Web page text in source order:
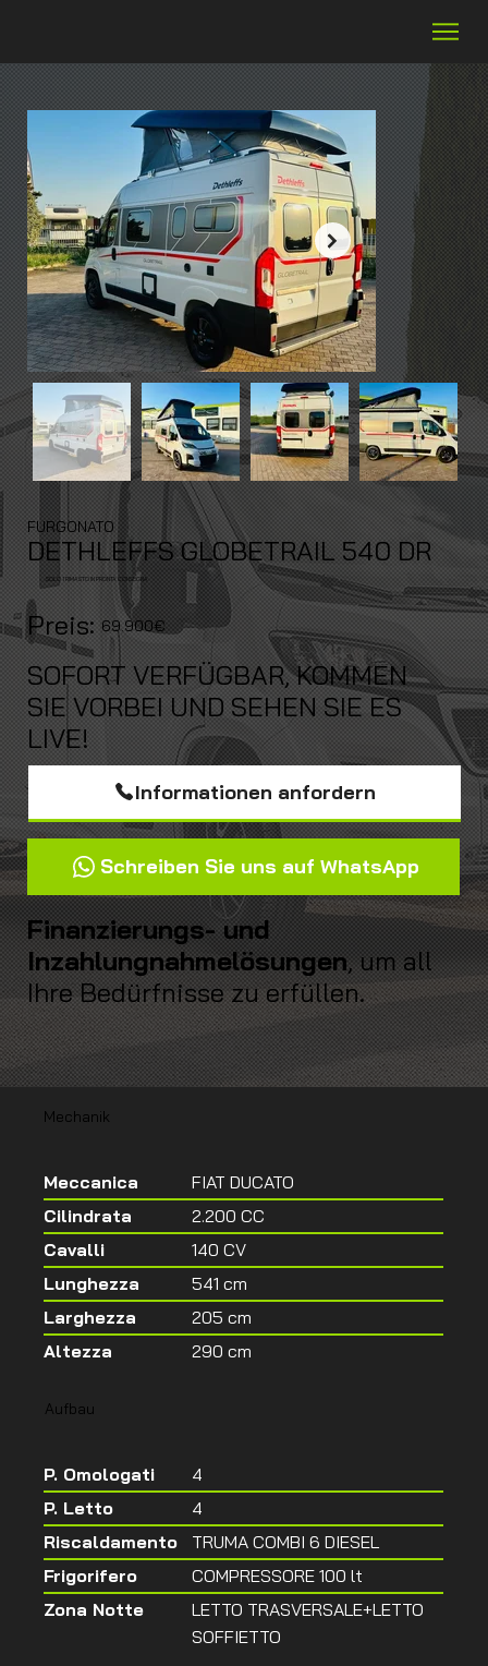
FURGONATO
DETHLEFFS GLOBETRAIL 540 DR
SOLO 1 RIMASTO IN PRONTA CONSEGNA
Preis: 69.900€
SOFORT VERFÜGBAR, KOMMEN
SIE VORBEI UND SEHEN SIE ES
LIVE!
Informationen anfordern
Schreiben Sie uns auf WhatsApp
Finanzierungs- und
Inzahlungnahmelösungen, um all
Ihre Bedürfnisse zu erfüllen.
Mechanik
Meccanica
FIAT DUCATO
Cilindrata
2.200 CC
Cavalli
140 CV
Lunghezza
541 cm
Larghezza
205 cm
Altezza
290 cm
Aufbau
P. Omologati
4
P. Letto
4
Riscaldamento
TRUMA COMBI 6 DIESEL
Frigorifero
COMPRESSORE 100 lt
Zona Notte
LETTO TRASVERSALE+LETTO
SOFFIETTO